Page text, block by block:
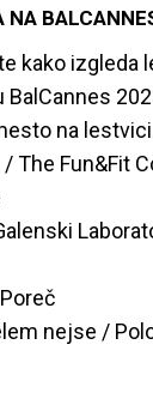
NA
kako
na
The Fun&Fit
nejse /